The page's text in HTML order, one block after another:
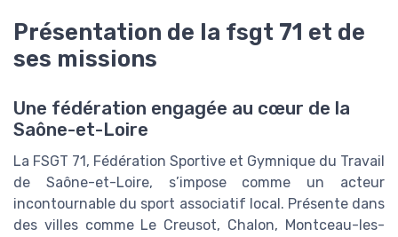
Présentation de la fsgt 71 et de
ses missions
Une fédération engagée au cœur de la
Saône-et-Loire
La FSGT 71, Fédération Sportive et Gymnique du Travail
de Saône-et-Loire, s’impose comme un acteur
incontournable du sport associatif local. Présente dans
des villes comme Le Creusot, Chalon, Montceau-les-